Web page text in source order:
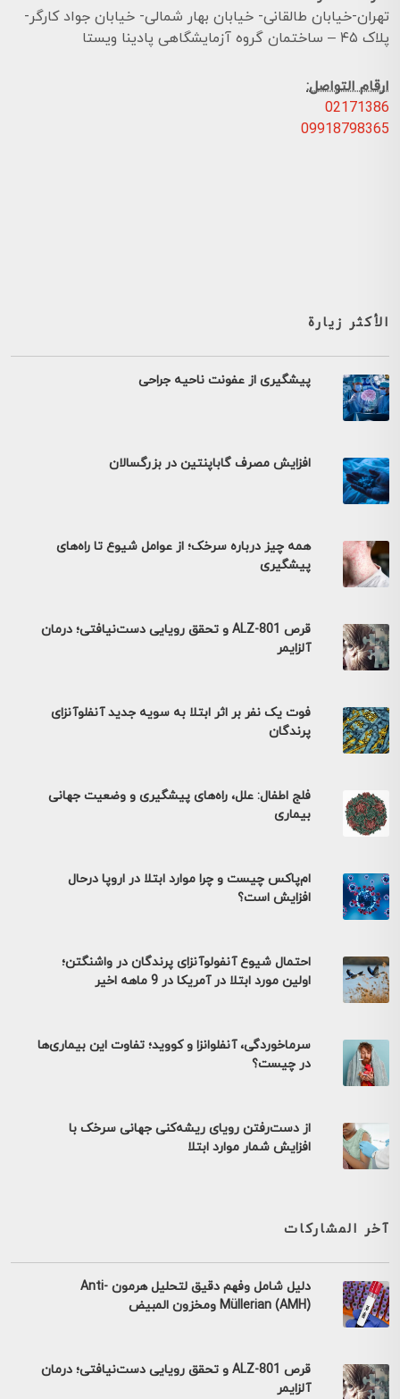
تهران-خیابان طالقانی- خیابان بهار شمالی- خیابان جواد کارگر-
پلاک ۴۵ – ساختمان گروه آزمایشگاهی پادینا ویستا
ارقام التواصل:
02171386
09918798365
الأكثر زيارة
پیشگیری از عفونت ناحیه جراحی
افزایش مصرف گاباپنتین در بزرگسالان
همه چیز درباره سرخک؛ از عوامل شیوع تا راه‌های
پیشگیری
قرص ALZ-801 و تحقق رویایی دست‌نیافتی؛ درمان
آلزایمر
فوت یک نفر بر اثر ابتلا به سویه جدید آنفلوآنزای
پرندگان
فلج اطفال: علل، راه‌های پیشگیری و وضعیت جهانی
بیماری
ام‌پاکس چیست و چرا موارد ابتلا در اروپا درحال
افزایش است؟
احتمال شیوع آنفولوآنزای پرندگان در واشنگتن؛
اولین مورد ابتلا در آمریکا در 9 ماهه اخیر
سرماخوردگی، آنفلوانزا و کووید؛ تفاوت این بیماری‌ها
در چیست؟
از دست‌رفتن رویای ریشه‌کنی جهانی سرخک با
افزایش شمار موارد ابتلا
آخر المشاركات
دليل شامل وفهم دقيق لتحليل هرمون Anti-
Müllerian (AMH) ومخزون المبيض
قرص ALZ-801 و تحقق رویایی دست‌نیافتی؛ درمان
آلزایمر